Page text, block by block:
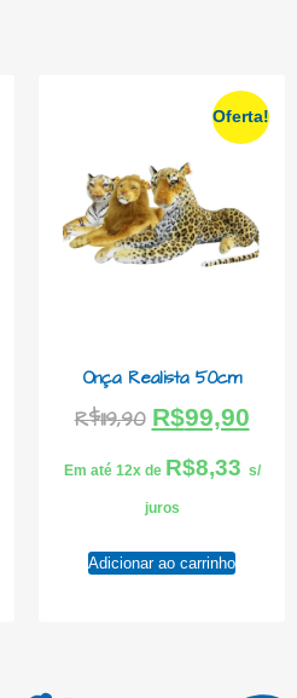
Oferta!
Onça Realista 50cm
R$119,90 R$99,90
Em até 12x de R$8,33 s/
juros
Adicionar ao carrinho